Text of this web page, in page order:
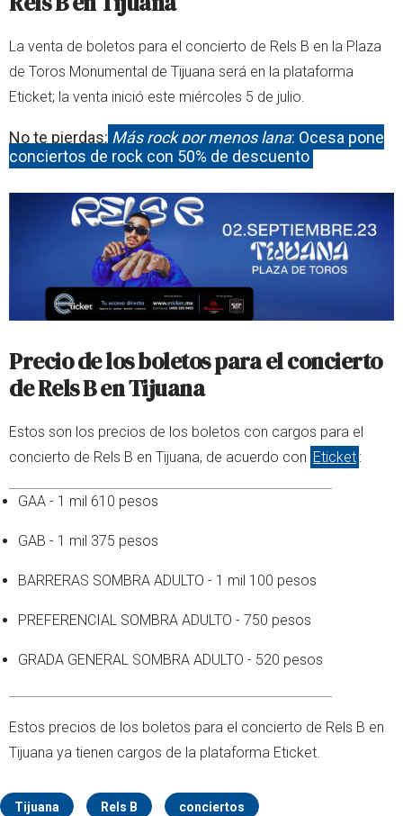
La venta de boletos para el concierto de Rels B en la Plaza
de Toros Monumental de Tijuana será en la plataforma
Eticket; la venta inició este miércoles 5 de julio.
No te pierdas: Más rock por menos lana: Ocesa pone
conciertos de rock con 50% de descuento
Precio de los boletos para el concierto
de Rels B en Tijuana
Estos son los precios de los boletos con cargos para el
concierto de Rels B en Tijuana, de acuerdo con Eticket :
GAA - 1 mil 610 pesos
GAB - 1 mil 375 pesos
BARRERAS SOMBRA ADULTO - 1 mil 100 pesos
PREFERENCIAL SOMBRA ADULTO - 750 pesos
GRADA GENERAL SOMBRA ADULTO - 520 pesos
Estos precios de los boletos para el concierto de Rels B en
Tijuana ya tienen cargos de la plataforma Eticket.
Tijuana Rels B conciertos